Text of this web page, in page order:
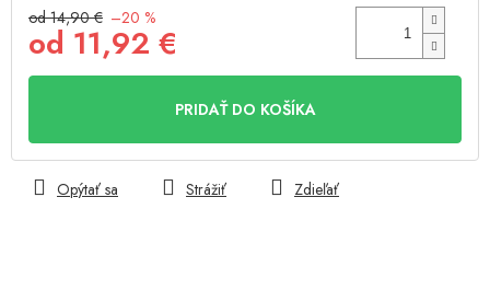
od 14,90 € –20 %
od 11,92 €
Jednotková
PRIDAŤ DO KOŠÍKA
Opýtať sa Strážiť Zdieľať